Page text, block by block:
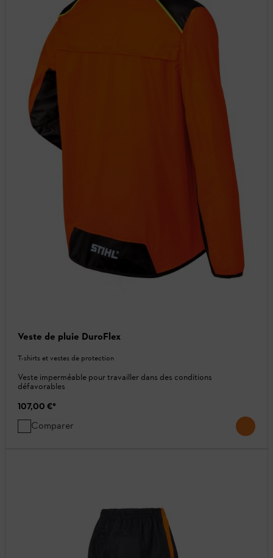
Veste de pluie DuroFlex
T-shirts et vestes de protection
Veste imperméable pour travailler dans des conditions
défavorables
107,00 €*
Comparer